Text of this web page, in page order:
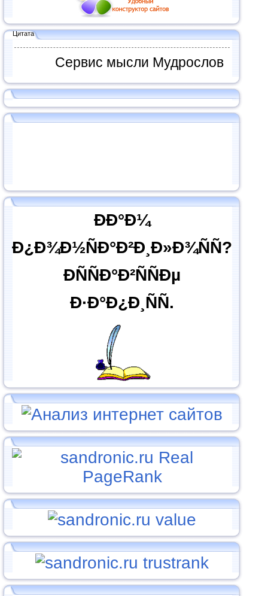
Цитата
Сервис мысли Мудрослов
ÐÐ°Ð¼
Ð¿Ð¾Ð½ÑÐ°Ð²Ð¸Ð»Ð¾ÑÑ?
ÐÑÑÐ°Ð²ÑÑÐµ
Ð·Ð°Ð¿Ð¸ÑÑ.